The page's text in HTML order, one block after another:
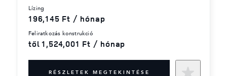
lízing
196,145 Ft / hónap
feliratkozás konstrukció
től 1,524,001 Ft / hónap
RÉSZLETEK MEGTEKINTÉSE